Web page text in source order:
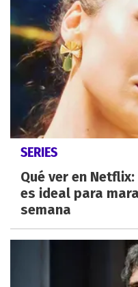
SERIES
Qué ver en
es ideal para
semana